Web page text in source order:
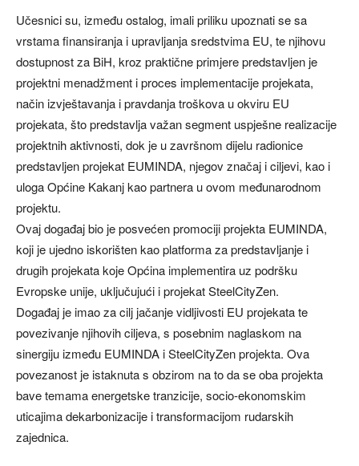
Učesnici su, između ostalog, imali priliku upoznati se sa
vrstama finansiranja i upravljanja sredstvima EU, te njihovu
dostupnost za BiH, kroz praktične primjere predstavljen je
projektni menadžment i proces implementacije projekata,
način izvještavanja i pravdanja troškova u okviru EU
projekata, što predstavlja važan segment uspješne realizacije
projektnih aktivnosti, dok je u završnom dijelu radionice
predstavljen projekat EUMINDA, njegov značaj i ciljevi, kao i
uloga Općine Kakanj kao partnera u ovom međunarodnom
projektu.
Ovaj događaj bio je posvećen promociji projekta EUMINDA,
koji je ujedno iskorišten kao platforma za predstavljanje i
drugih projekata koje Općina implementira uz podršku
Evropske unije, uključujući i projekat SteelCityZen.
Događaj je imao za cilj jačanje vidljivosti EU projekata te
povezivanje njihovih ciljeva, s posebnim naglaskom na
sinergiju između EUMINDA i SteelCityZen projekta. Ova
povezanost je istaknuta s obzirom na to da se oba projekta
bave temama energetske tranzicije, socio-ekonomskim
uticajima dekarbonizacije i transformacijom rudarskih
zajednica.